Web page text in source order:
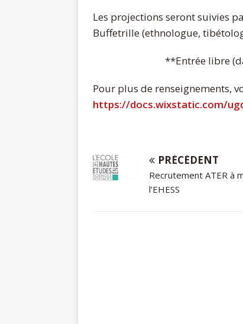
Les projections seront suivies
Buffetrille (ethnologue,
**Entrée libre
Pour plus de renseignements,
https://docs.wixstatic.com/
PRÉCÉDENT
Recrutement ATER à
l’EHESS